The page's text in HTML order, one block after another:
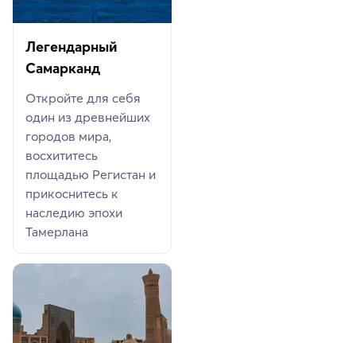
Легендарный
Самарканд
Откройте для себя
один из древнейших
городов мира,
восхититесь
площадью Регистан и
прикоснитесь к
наследию эпохи
Тамерлана